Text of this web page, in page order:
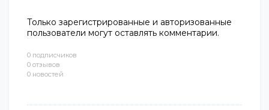
0 подписчиков
0 отзывов
0 новостей
Только зарегистрированные и авторизованные
пользователи могут оставлять комментарии.